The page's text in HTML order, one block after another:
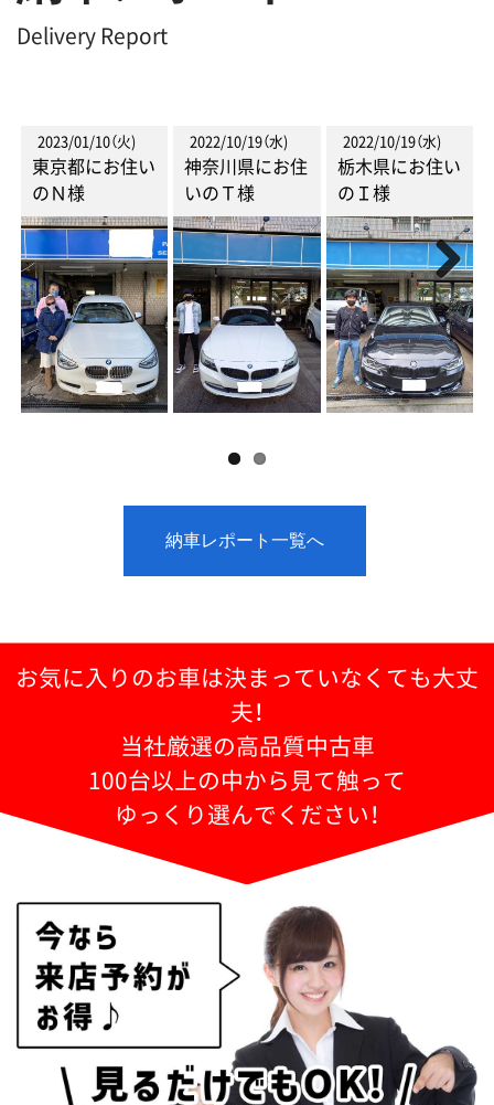
Delivery Report
2023/01/10（火)
東京都にお住い
のＮ様
2022/10/19（水)
神奈川県にお住
いのＴ様
2022/10/19（水)
栃木県にお住い
のＩ様
Next
納車レポート一覧へ
お気に入りのお車は決まっていなくても大丈
夫！
当社厳選の高品質中古車
100台以上の中から見て触って
ゆっくり選んでください！